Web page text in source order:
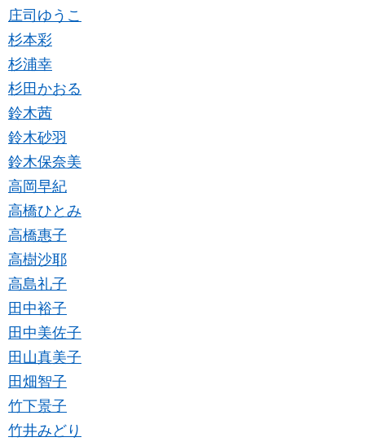
庄司ゆうこ
杉本彩
杉浦幸
杉田かおる
鈴木茜
鈴木砂羽
鈴木保奈美
高岡早紀
高橋ひとみ
高橋惠子
高樹沙耶
高島礼子
田中裕子
田中美佐子
田山真美子
田畑智子
竹下景子
竹井みどり